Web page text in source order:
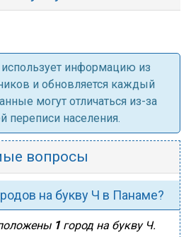
использует информацию из
и обновляется каждый
могут отличаться из-за
переписи населения.
вопросы
на букву Ч в Панаме?
1город на букву Ч.